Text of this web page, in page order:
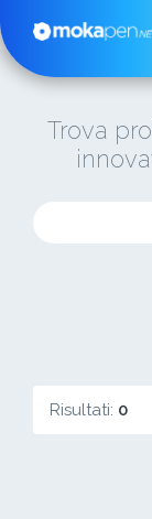
Trova
Risultati: 0